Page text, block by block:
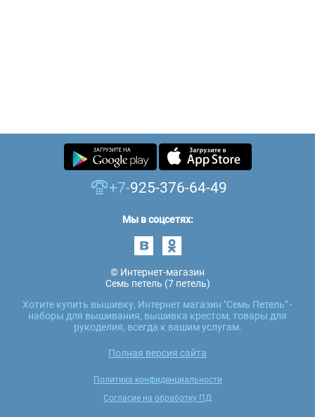
+7-925-376-64-49
Мы в соцсетях:
© Интернет-магазин
Семь петель (7 петель)
Хотите купить вышивку, Интернет магазин "Семь Петель" -
наборы для вышивания, вышивка крестом, товары для
рукоделия, всегда к вашим услугам.
Полная версия сайта
Политика конфиденциальности
Согласие на обработку ПД